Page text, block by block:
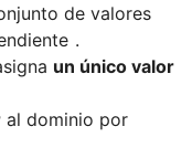
de valores
.
un único valor
al dominio por